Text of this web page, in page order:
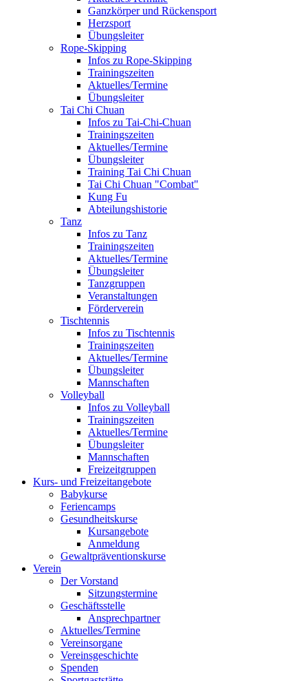
Ganzkörper und Rückensport
Herzsport
Übungsleiter
Rope-Skipping
Infos zu Rope-Skipping
Trainingszeiten
Aktuelles/Termine
Übungsleiter
Tai Chi Chuan
Infos zu Tai-Chi-Chuan
Trainingszeiten
Aktuelles/Termine
Übungsleiter
Training Tai Chi Chuan
Tai Chi Chuan "Combat"
Kung Fu
Abteilungshistorie
Tanz
Infos zu Tanz
Trainingszeiten
Aktuelles/Termine
Übungsleiter
Tanzgruppen
Veranstaltungen
Förderverein
Tischtennis
Infos zu Tischtennis
Trainingszeiten
Aktuelles/Termine
Übungsleiter
Mannschaften
Volleyball
Infos zu Volleyball
Trainingszeiten
Aktuelles/Termine
Übungsleiter
Mannschaften
Freizeitgruppen
Kurs- und Freizeitangebote
Babykurse
Feriencamps
Gesundheitskurse
Kursangebote
Anmeldung
Gewaltpräventionskurse
Verein
Der Vorstand
Sitzungstermine
Geschäftsstelle
Ansprechpartner
Aktuelles/Termine
Vereinsorgane
Vereinsgeschichte
Spenden